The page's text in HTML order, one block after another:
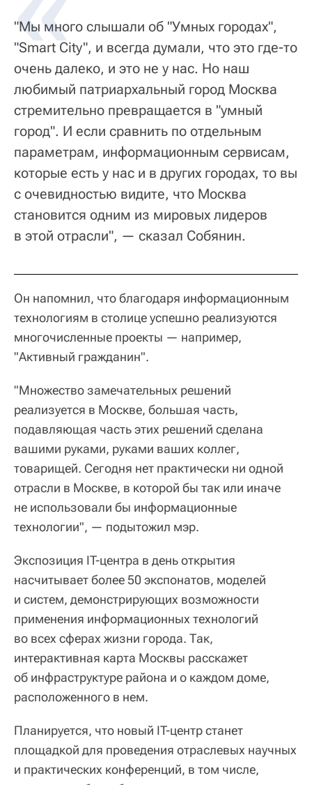
"Мы много слышали об "Умных городах",
"Smart City", и всегда думали, что это где-то
очень далеко, и это не у нас. Но наш
любимый патриархальный город Москва
стремительно превращается в "умный
город". И если сравнить по отдельным
параметрам, информационным сервисам,
которые есть у нас и в других городах, то вы
с очевидностью видите, что Москва
становится одним из мировых лидеров
в этой отрасли", — сказал Собянин.
Он напомнил, что благодаря информационным
технологиям в столице успешно реализуются
многочисленные проекты — например,
"Активный гражданин".
"Множество замечательных решений
реализуется в Москве, большая часть,
подавляющая часть этих решений сделана
вашими руками, руками ваших коллег,
товарищей. Сегодня нет практически ни одной
отрасли в Москве, в которой бы так или иначе
не использовали бы информационные
технологии", — подытожил мэр.
Экспозиция IT-центра в день открытия
насчитывает более 50 экспонатов, моделей
и систем, демонстрирующих возможности
применения информационных технологий
во всех сферах жизни города. Так,
интерактивная карта Москвы расскажет
об инфраструктуре района и о каждом доме,
расположенного в нем.
Планируется, что новый IT-центр станет
площадкой для проведения отраслевых научных
и практических конференций, в том числе,